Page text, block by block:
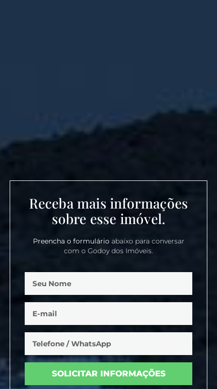
Receba mais informações
sobre esse imóvel.
Preencha o formulárioabaixo para conversar
com o Godoy dos Imóveis.
SOLICITAR INFORMAÇÕES